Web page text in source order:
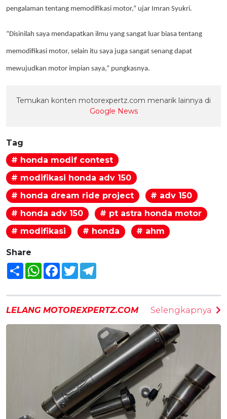
pengalaman tentang memodifikasi motor,” ujar Imran Syukri.
“Disinilah saya mendapatkan ilmu yang sangat luar biasa tentang
memodifikasi motor, selain itu saya juga sangat senang dapat
mewujudkan motor impian saya,” pungkasnya.
Temukan konten motorexpertz.com menarik lainnya di
Google News
Tag
# honda modif contest
# modifikasi honda adv 150
# honda dream ride project
# adv 150
# honda adv 150
# pt astra honda motor
# modifikasi
# honda # ahm
Share
Share WhatsAppFacebook
Twitter
LELANG MOTOREXPERTZ.COM Selengkapnya